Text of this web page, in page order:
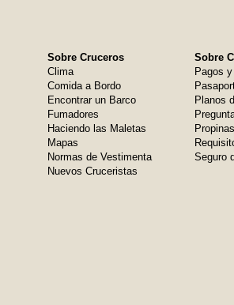
Sobre Cruceros
Clima
Comida a Bordo
Encontrar un Barco
Fumadores
Haciendo las Maletas
Mapas
Normas de Vestimenta
Nuevos Cruceristas
Sobre
Pagos
Planos
Seguro